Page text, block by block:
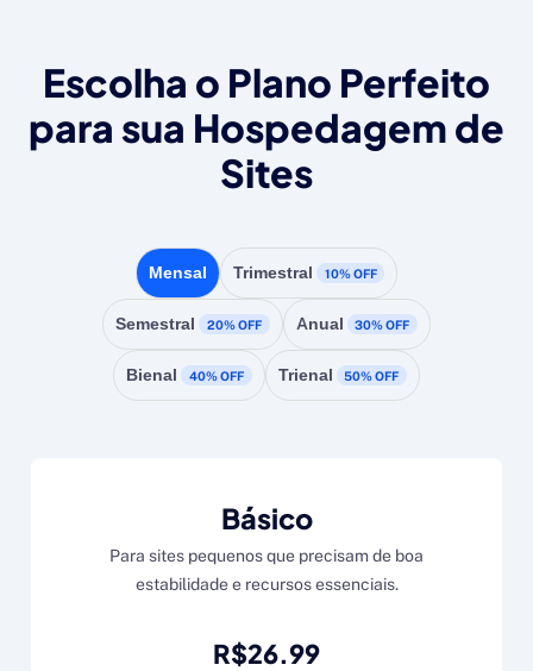
Escolha o Plano Perfeito
para sua Hospedagem de
Sites
Mensal Trimestral 10% OFF
Semestral 20% OFF Anual 30% OFF
Bienal 40% OFF Trienal 50% OFF
Básico
Para sites pequenos que precisam de boa
estabilidade e recursos essenciais.
R$26.99